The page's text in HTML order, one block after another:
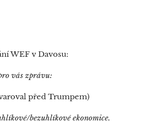
WEF v Davosu:
vás zprávu:
před Trumpem)
bezuhlíkové ekonomice.